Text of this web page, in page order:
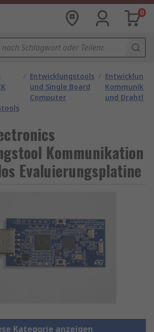
0
/ Entwicklungstools
und Single Board
Computer
/
und Drahtlos
Kommunikation
Evaluierungsplatine
Kategorie anzeigen